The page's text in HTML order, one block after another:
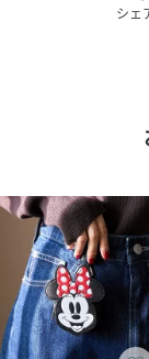
ブラック：幅
2014春夏から
のブランドです。
※こちらの商品
090210001410
※追加生産商品
シェ